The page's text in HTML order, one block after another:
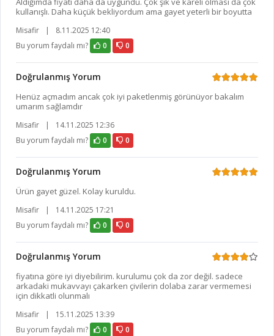
kullanışlı. Daha küçük bekliyordum ama gayet yeterli bir boyutta
Misafir |
8.11.2025 12:40
Bu yorum faydalı mı?
0 0
Doğrulanmış Yorum
Henüz açmadım ancak çok iyi paketlenmiş görünüyor bakalım
umarım sağlamdır
Misafir |
14.11.2025 12:36
Bu yorum faydalı mı?
0 0
Doğrulanmış Yorum
Ürün gayet güzel. Kolay kuruldu.
Misafir |
14.11.2025 17:21
Bu yorum faydalı mı?
0 0
Doğrulanmış Yorum
fiyatına göre iyi diyebilirim. kurulumu çok da zor değil. sadece
arkadaki mukavvayı çakarken çivilerin dolaba zarar vermemesi
için dikkatli olunmalı
Misafir |
15.11.2025 13:39
Bu yorum faydalı mı?
0 0